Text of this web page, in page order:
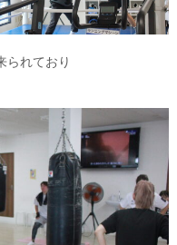
られており